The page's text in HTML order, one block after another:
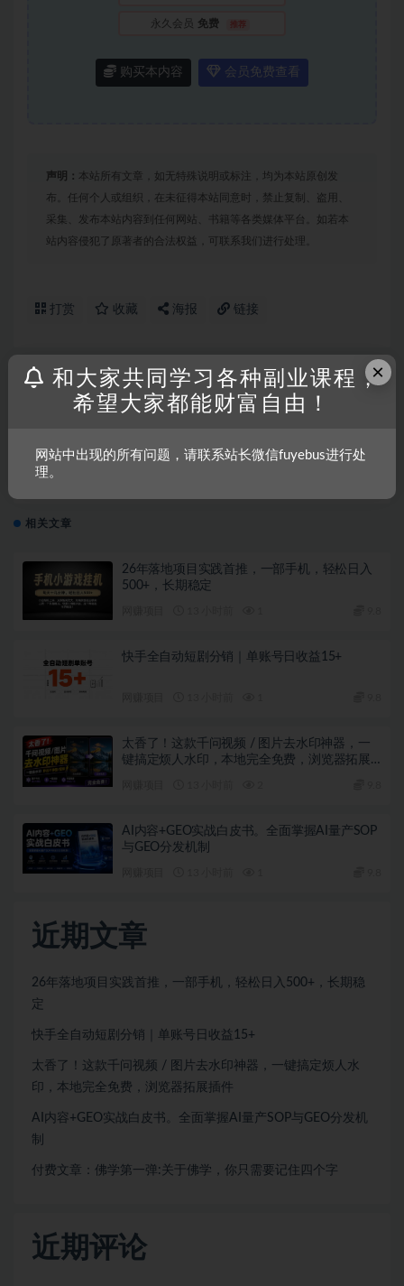
永久会员 免费 推荐
购买本内容 会员免费查看
声明： 本站所有文章，如无特殊说明或标注，均为本站原创发
布。任何个人或组织，在未征得本站同意时，禁止复制、盗用、
采集、发布本站内容到任何网站、书籍等各类媒体平台。如若本
站内容侵犯了原著者的合法权益，可联系我们进行处理。
打赏 收藏 海报 链接
上一篇
某公众号付费文章《一文 惊醒梦中人，这才是当下社会
下一篇
Ai视频新思路，AI一键处理，100%过原创，单视频热度
上百万，双向多平台变现
相关文章
26年落地项目实践首推，一部手机，轻松日入
500+，长期稳定
快手全自动短剧分销｜单账号日收益15+
太香了！这款千问视频 / 图片去水印神器，一
键搞定烦人水印，本地完全免费，浏览器拓展
AI内容+GEO实战白皮书。全面掌握AI量产SOP
与GEO分发机制
近期文章
26年落地项目实践首推，一部手机，轻松日入500+，长期稳
定
快手全自动短剧分销｜单账号日收益15+
太香了！这款千问视频 / 图片去水印神器，一键搞定烦人水
印，本地完全免费，浏览器拓展插件
AI内容+GEO实战白皮书。全面掌握AI量产SOP与GEO分发机
制
付费文章：佛学第一弹:关于佛学，你只需要记住四个字
近期评论
×
和大家共同学习各种副业课程，
希望大家都能财富自由！
网站中出现的所有问题，请联系站长微信fuyebus进行处
理。